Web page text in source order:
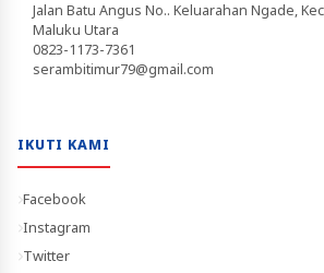
Jalan Batu Angus No.. Keluarahan Ngade,
Maluku Utara
0823-1173-7361
serambitimur79@gmail.com
IKUTI KAMI
Facebook
Instagram
Twitter